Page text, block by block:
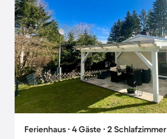
Ferienhaus ∙ 4 Gäste ∙ 2 Schlafzimmer